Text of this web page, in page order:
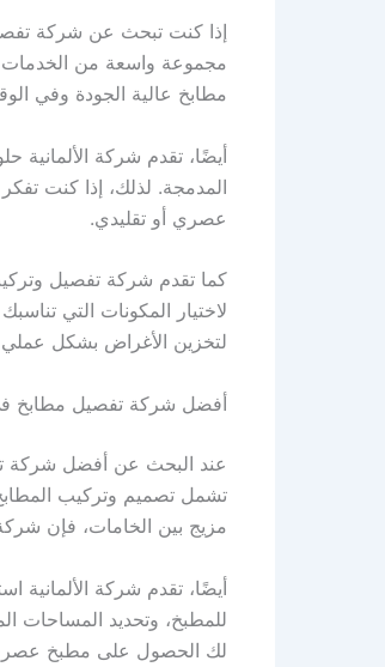
إذا كنت تبحث عن شركة
مجموعة واسعة من الخدمات
مطابخ عالية الجودة وفي
أيضًا، تقدم شركة الألمانية
المدمجة. لذلك، إذا كنت
عصري أو تقليدي.
كما تقدم شركة تفصيل
لاختيار المكونات التي
لتخزين الأغراض بشكل عملي
أفضل شركة تفصيل مطابخ
عند البحث عن أفضل شركة
تشمل تصميم وتركيب
مزيج بين الخامات، فإن شركة
أيضًا، تقدم شركة الألمانية
للمطبخ، وتحديد المساحات
لك الحصول على مطبخ